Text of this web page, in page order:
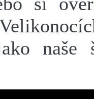
naše